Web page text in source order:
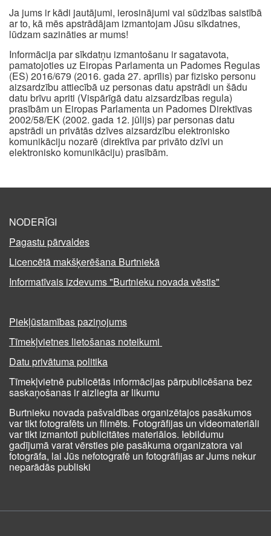
Ja jums ir kādi jautājumi, ierosinājumi vai sūdzības saistībā
ar to, kā mēs apstrādājam izmantojam Jūsu sīkdatnes,
lūdzam sazināties ar mums!
Informācija par sīkdatņu izmantošanu ir sagatavota,
pamatojoties uz Eiropas Parlamenta un Padomes Regulas
(ES) 2016/679 (2016. gada 27. aprīlis) par fizisko personu
aizsardzību attiecībā uz personas datu apstrādi un šādu
datu brīvu apriti (Vispārīgā datu aizsardzības regula)
prasībām un Eiropas Parlamenta un Padomes Direktīvas
2002/58/EK (2002. gada 12. jūlijs) par personas datu
apstrādi un privātās dzīves aizsardzību elektronisko
komunikāciju nozarē (direktīva par privāto dzīvi un
elektronisko komunikāciju) prasībām.
NODERĪGI
Pagastu pārvaldes
Licencētā makšķerēšana Burtniekā
Informatīvais izdevums "Burtnieku novada vēstis"
Piekļūstamības paziņojums
Tīmekļvietnes lietošanas noteikumi
Datu privātuma politika
Tīmekļvietnē publicētās informācijas pārpublicēšana bez
saskaņošanas ir aizliegta ar likumu
Burtnieku novada pašvaldības organizētajos pasākumos
var tikt fotografēts un filmēts. Fotogrāfijas un videomateriāli
var tikt izmantoti publicitātes materiālos. Iebildumu
gadījumā varat vērsties pie pasākuma organizatora vai
fotogrāfa, lai Jūs nefotografē un fotogrāfijas ar Jums nekur
neparādās publiski